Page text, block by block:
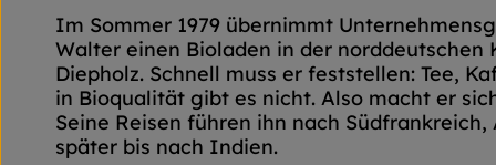
Im Sommer 1979 übernimmt
Walter einen Bioladen in der norddeutschen
Diepholz. Schnell muss er feststellen: Tee,
in Bioqualität gibt es nicht. Also macht er
Seine Reisen führen ihn nach
später bis nach Indien.